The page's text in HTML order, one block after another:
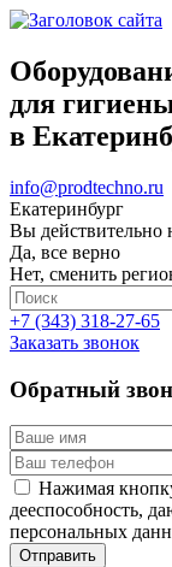
для
в
info@prodtechno.ru
Екатеринбург
Вы действительно
Да, все верно
Нет, сменить
+7 (343) 318-27-65
Заказать звонок
Обратный
Нажимая
дееспособность,
персональных